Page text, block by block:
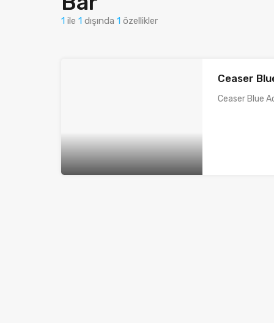
1 ile 1 dışında 1 özellikler
Ceaser
Ceaser Blue